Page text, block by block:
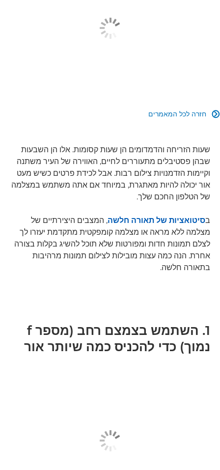
חזרה לכל המאמרים 
שעות הזריחה והדמדומים הן שעות קסומות. אלו הן השבעות
שבהן פסטיבלים מתעוררים לחיים, האווירה של העיר משתנה
וקיימות הזדמנויות צילום רבות. אבל לכידת פרטים כשיש מעט
אור יכולה להיות מאתגרת, במיוחד אם אתה משתמש במצלמה
של הטלפון החכם שלך.
בסיטואציות של תאורה חלשה, המצבים היצירתיים של
מצלמה ללא מראה או מצלמה קומפקטית מתקדמת יעזרו לך
לצלם תמונות חדות ומפורטות שלא תוכל להשיג בקלות בצורה
אחרת. הנה כמה עצות מובילות לצילום תמונות מרהיבות
בתאורה חלשה.
1. השתמש בצמצם רחב (מספר f
נמוך) כדי להכניס כמה שיותר אור